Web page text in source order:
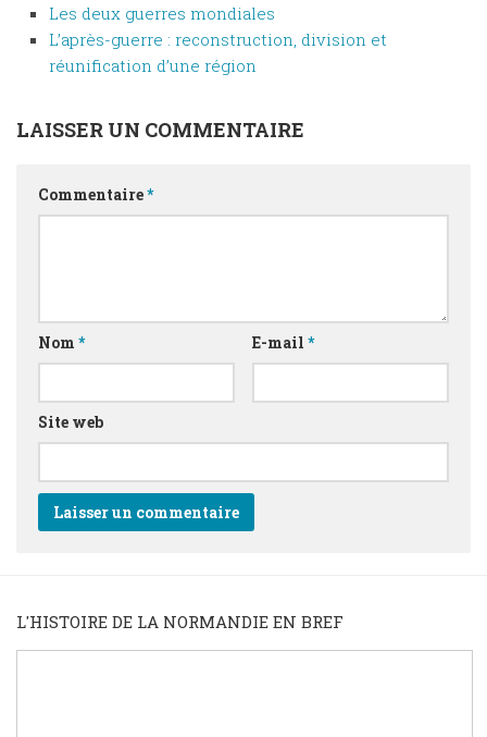
Les deux guerres mondiales
L’après-guerre : reconstruction, division et
réunification d’une région
LAISSER UN COMMENTAIRE
Commentaire*
Nom * E-mail *
Site web
L'HISTOIRE DE LA NORMANDIE EN BREF